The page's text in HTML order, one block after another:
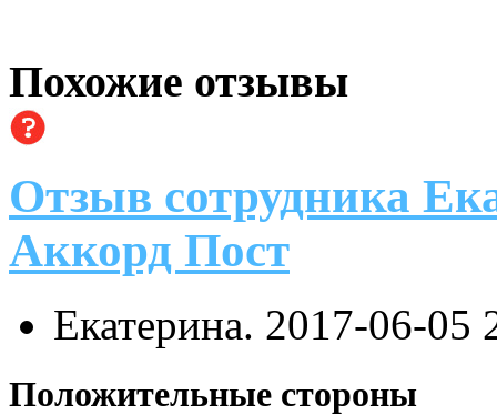
Похожие отзывы
Отзыв сотрудника
Аккорд Пост
Екатерина. 2017-06-05
Положительные стороны